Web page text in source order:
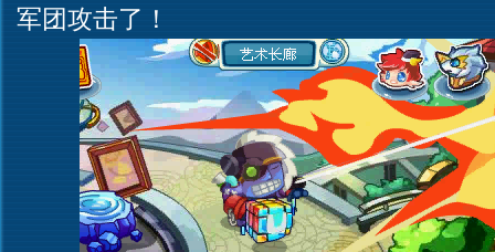
军团攻击了！